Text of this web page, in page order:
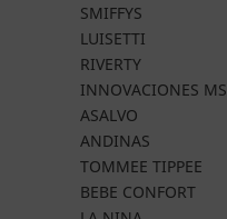
SMIFFYS
LUISETTI
RIVERTY
INNOVACIONES MS
ASALVO
ANDINAS
TOMMEE TIPPEE
BEBE CONFORT